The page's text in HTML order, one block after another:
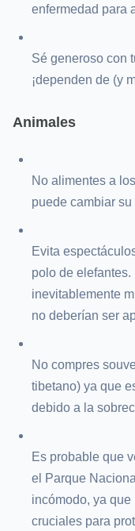
enfermedad para
Sé generoso con
¡dependen de (y
Animales
No alimentes a
puede cambiar
Evita
polo de
inevitablemente
no deberían ser
No compres
tibetano) ya que
debido a la
Es probable que
el Parque
incómodo, ya
cruciales para